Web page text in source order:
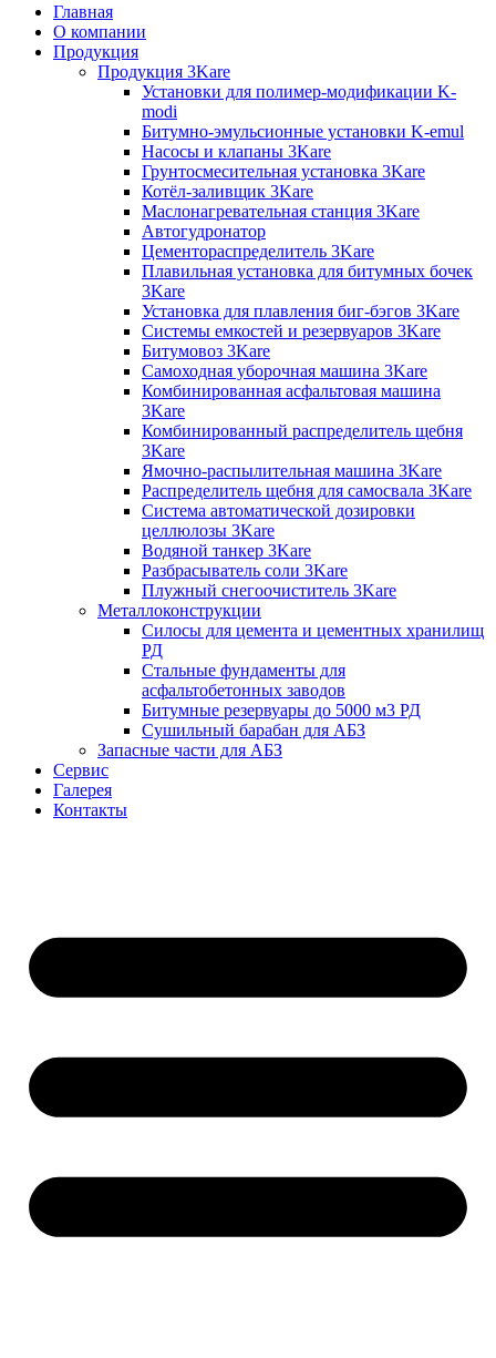
Главная
О компании
Продукция
Продукция 3Kare
Установки для полимер-модификации K-
modi
Битумно-эмульсионные установки K-emul
Насосы и клапаны 3Kare
Грунтосмесительная установка 3Kare
Котёл-заливщик 3Kare
Маслонагревательная станция 3Kare
Автогудронатор
Цементораспределитель 3Kare
Плавильная установка для битумных бочек
3Kare
Установка для плавления биг-бэгов 3Kare
Системы емкостей и резервуаров 3Kare
Битумовоз 3Kare
Самоходная уборочная машина 3Kare
Комбинированная асфальтовая машина
3Kare
Комбинированный распределитель щебня
3Kare
Ямочно-распылительная машина 3Kare
Распределитель щебня для самосвала 3Kare
Система автоматической дозировки
целлюлозы 3Kare
Водяной танкер 3Kare
Разбрасыватель соли 3Kare
Плужный снегоочиститель 3Kare
Металлоконструкции
Силосы для цемента и цементных хранилищ
РД
Стальные фундаменты для
асфальтобетонных заводов
Битумные резервуары до 5000 м3 РД
Сушильный барабан для АБЗ
Запасные части для АБЗ
Сервис
Галерея
Контакты